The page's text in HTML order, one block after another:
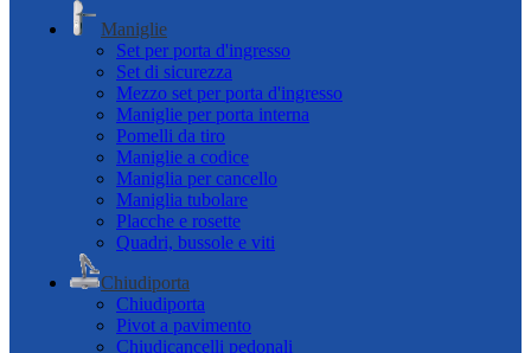
Maniglie
Set per porta d'ingresso
Set di sicurezza
Mezzo set per porta d'ingresso
Maniglie per porta interna
Pomelli da tiro
Maniglie a codice
Maniglia per cancello
Maniglia tubolare
Placche e rosette
Quadri, bussole e viti
Chiudiporta
Chiudiporta
Pivot a pavimento
Chiudicancelli pedonali